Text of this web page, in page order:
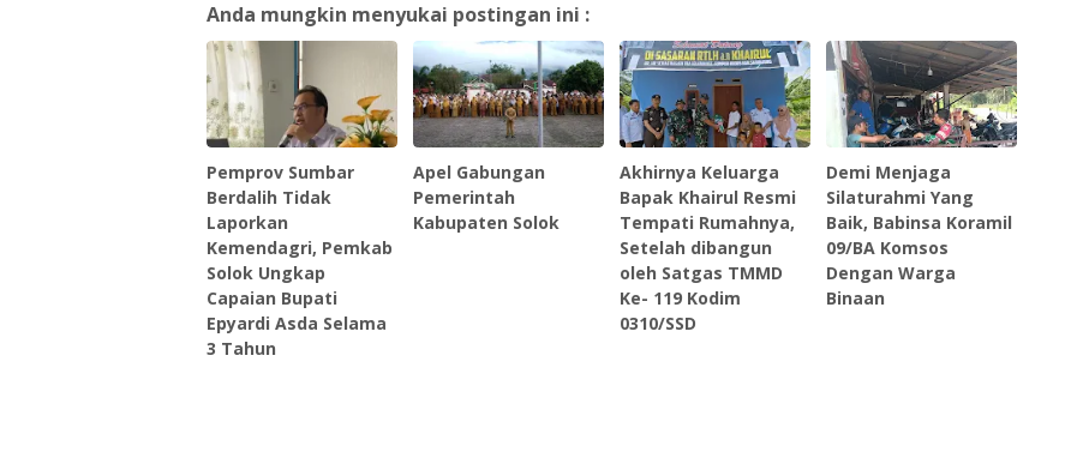
Anda mungkin menyukai postingan ini :
Pemprov Sumbar
Berdalih Tidak
Laporkan
Kemendagri, Pemkab
Solok Ungkap
Capaian Bupati
Epyardi Asda Selama
3 Tahun
Apel Gabungan
Pemerintah
Kabupaten Solok
Akhirnya Keluarga
Bapak Khairul Resmi
Tempati Rumahnya,
Setelah dibangun
oleh Satgas TMMD
Ke- 119 Kodim
0310/SSD
Demi Menjaga
Silaturahmi Yang
Baik, Babinsa Koramil
09/BA Komsos
Dengan Warga
Binaan